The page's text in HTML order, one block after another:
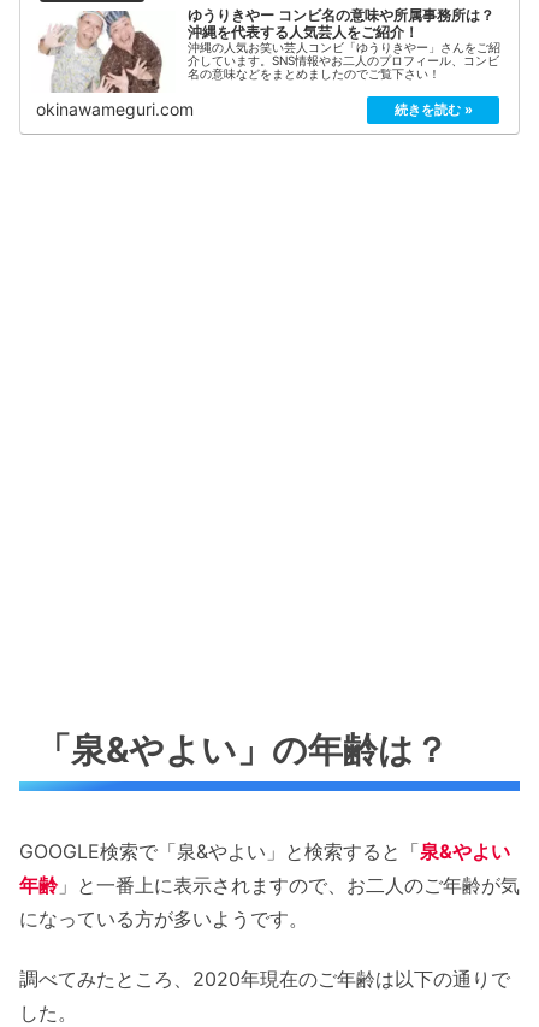
ゆうりきやー コンビ名の意味や所属事務所は？
沖縄を代表する人気芸人をご紹介！
沖縄の人気お笑い芸人コンビ「ゆうりきやー」さんをご紹
介しています。SNS情報やお二人のプロフィール、コンビ
名の意味などをまとめましたのでご覧下さい！
okinawameguri.com
「泉&やよい」の年齢は？
GOOGLE検索で「泉&やよい」と検索すると「泉&やよい
年齢 」と一番上に表示されますので、お二人のご年齢が気
になっている方が多いようです。
調べてみたところ、2020年現在のご年齢は以下の通りで
した。